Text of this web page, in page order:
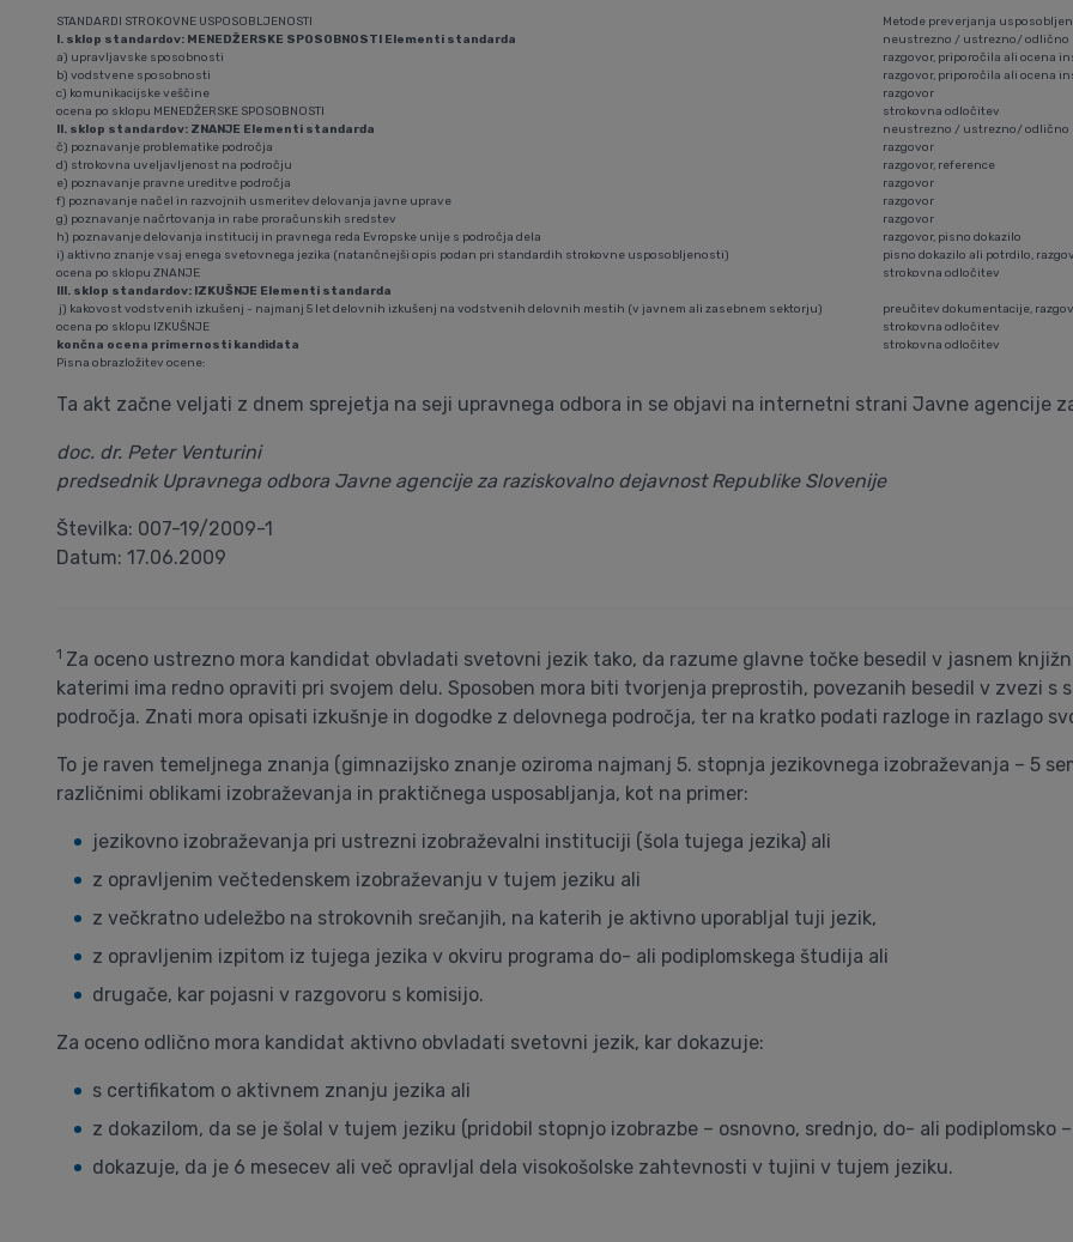
STANDARDI STROKOVNE USPOSOBLJENOSTI
Metode preverjanja
I. sklop standardov: MENEDŽERSKE SPOSOBNOSTI Elementi standarda
neustrezno / ustrezno/ odlično
a) upravljavske sposobnosti
razgovor, priporočila ali ocena
b) vodstvene sposobnosti
razgovor, priporočila ali ocena
c) komunikacijske veščine
razgovor
ocena po sklopu MENEDŽERSKE SPOSOBNOSTI
strokovna odločitev
II. sklop standardov: ZNANJE Elementi standarda
neustrezno / ustrezno/ odlično
č) poznavanje problematike področja
razgovor
d) strokovna uveljavljenost na področju
razgovor, reference
e) poznavanje pravne ureditve področja
razgovor
f) poznavanje načel in razvojnih usmeritev delovanja javne uprave
razgovor
g) poznavanje načrtovanja in rabe proračunskih sredstev
razgovor
h) poznavanje delovanja institucij in pravnega reda Evropske unije s področja dela
razgovor, pisno dokazilo
i) aktivno znanje vsaj enega svetovnega jezika (natančnejši opis podan pri standardih strokovne usposobljenosti)
pisno dokazilo ali potrdilo,
ocena po sklopu ZNANJE
strokovna odločitev
III. sklop standardov: IZKUŠNJE Elementi standarda
j) kakovost vodstvenih izkušenj - najmanj 5 let delovnih izkušenj na vodstvenih delovnih mestih (v javnem ali zasebnem sektorju)
preučitev dokumentacije,
ocena po sklopu IZKUŠNJE
strokovna odločitev
končna ocena primernosti kandidata
strokovna odločitev
Pisna obrazložitev ocene:
Ta akt začne veljati z dnem sprejetja na seji upravnega odbora in se objavi na internetni strani Javne agencije
doc. dr. Peter Venturini
predsednik Upravnega odbora Javne agencije za raziskovalno dejavnost Republike Slovenije
Številka: 007-19/2009-1
Datum: 17.06.2009
1 Za oceno ustrezno mora kandidat obvladati svetovni jezik tako, da razume glavne točke besedil v jasnem
katerimi ima redno opraviti pri svojem delu. Sposoben mora biti tvorjenja preprostih, povezanih besedil v zvezi s
področja. Znati mora opisati izkušnje in dogodke z delovnega področja, ter na kratko podati razloge in razlago
To je raven temeljnega znanja (gimnazijsko znanje oziroma najmanj 5. stopnja jezikovnega izobraževanja – 5
različnimi oblikami izobraževanja in praktičnega usposabljanja, kot na primer:
jezikovno izobraževanja pri ustrezni izobraževalni instituciji (šola tujega jezika) ali
z opravljenim večtedenskem izobraževanju v tujem jeziku ali
z večkratno udeležbo na strokovnih srečanjih, na katerih je aktivno uporabljal tuji jezik,
z opravljenim izpitom iz tujega jezika v okviru programa do- ali podiplomskega študija ali
drugače, kar pojasni v razgovoru s komisijo.
Za oceno odlično mora kandidat aktivno obvladati svetovni jezik, kar dokazuje:
s certifikatom o aktivnem znanju jezika ali
z dokazilom, da se je šolal v tujem jeziku (pridobil stopnjo izobrazbe – osnovno, srednjo, do- ali podiplomsko
dokazuje, da je 6 mesecev ali več opravljal dela visokošolske zahtevnosti v tujini v tujem jeziku.